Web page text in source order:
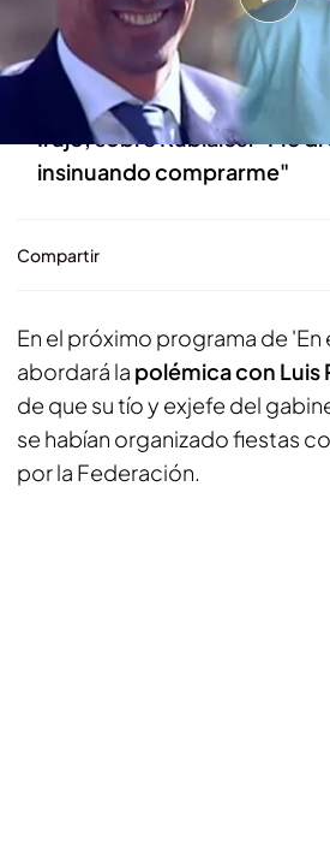
Nuevo programa de 'En el
viernes a las 22.45 horas en
Entrevista exclusiva a
Irujo, sobre Rubiales: "Me
insinuando comprarme"
Compartir
En el próximo programa de 'En
abordará la polémica con Luis
de que su tío y exjefe del
se habían organizado fiestas
por la Federación.